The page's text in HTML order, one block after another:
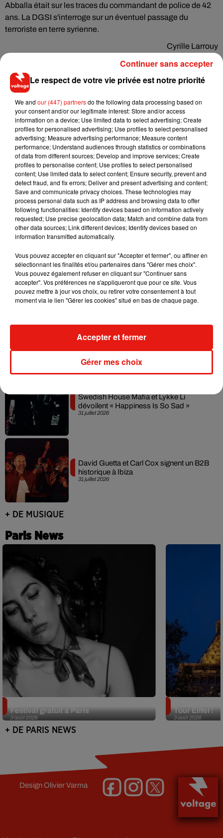
Abballa était sur les traces du commandant de police de 42
ans. La DGSI s'interroge sur un éventuel passage du
terroriste en terre syrienne.
Cyrille Larrouy
Musique
7 août 2026
RÜFÜS DU SOL annonce un nouvel
album après sa tournée mondiale
7 août 2026
Angèle et Amélie Lens dévoilent leur
collaboration tant attendue
6 août 2026
Il y a 10 ans, DJ Snake changeait de
dimension avec son premier...
leur mixtape créée en...
31 juillet 2026
Swedish House Mafia et Lykke Li
dévoilent « Happiness Is So Sad »
31 juillet 2026
David Guetta et Carl Cox signent un B2B
historique à Ibiza
+ DE MUSIQUE
Paris News
3 août 2026
Festival gratuit à Paris
3 août 2026
Tour Eiffel !
+ DE PARIS NEWS
DesignOlivier Varma
Le respect de votre vie privée est notre priorité
We and our (447) partnersdo the following data processing based on
your consent and/or our legitimate interest: Store and/or access
information on a device; Use limited data to select advertising; Create
profiles for personalised advertising; Use profiles to select personalised
advertising; Measure advertising performance; Measure content
performance; Understand audiences through statistics or combinations
of data from different sources; Develop and improve services; Create
profiles to personalise content; Use profiles to select personalised
content; Use limited data to select content; Ensure security, prevent and
detect fraud, and fix errors; Deliver and present advertising and content;
Save and communicate privacy choices. These technologies may
process personal data such as IP address and browsing data to offer
following functionalities: Identify devices based on information actively
requested; Use precise geolocation data; Match and combine data from
other data sources; Link different devices; Identify devices based on
information transmitted automatically.
Vous pouvez accepter en cliquant sur "Accepter et fermer", ou affiner en
sélectionnant les finalités et/ou partenaires dans "Gérer mes choix".
Vous pouvez également refuser en cliquant sur "Continuer sans
accepter". Vos préférences ne s'appliqueront que pour ce site. Vous
pouvez mettre à jour vos choix, ou retirer votre consentement à tout
moment via le lien "Gérer les cookies" situé en bas de chaque page.
Gérer mes choix
Accepter et fermer
Continuer sans accepter